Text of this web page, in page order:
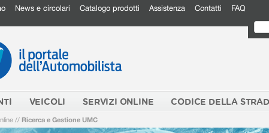
News e circolari Catalogo prodotti Assistenza Contatti FAQ
VEICOLI SERVIZI ONLINE CODICE DELLA
// Ricerca e Gestione UMC